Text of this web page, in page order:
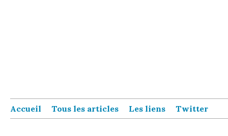
Accueil Tous les articles Les liens Twitter